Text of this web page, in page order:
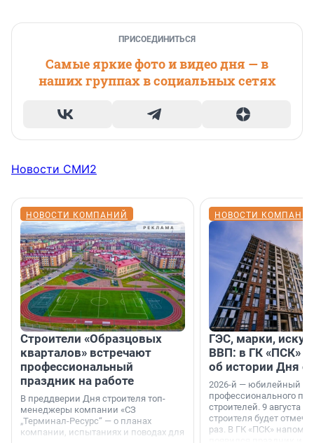
ПРИСОЕДИНИТЬСЯ
Самые яркие фото и видео дня — в
наших группах в социальных сетях
Новости СМИ2
НОВОСТИ КОМПАНИЙ
Строители «Образцовых
кварталов» встречают
профессиональный
праздник на работе
В преддверии Дня строителя топ-
менеджеры компании «СЗ
„Терминал-Ресурс“ — о планах
компании, испытаниях и поводах для
НОВОСТИ
ГЭС, марки,
ВВП: в ГК «ПСК»
об истории Дня
2026-й — юбилейный
профессионального
строителей. 9 августа
строителя будет
раз. В ГК «ПСК»